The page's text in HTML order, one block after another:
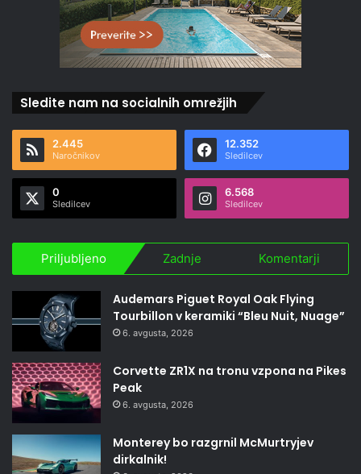
Sledite nam na socialnih omrežjih
2.445
Naročnikov
12.352
Sledilcev
0
Sledilcev
6.568
Sledilcev
Priljubljeno Zadnje Komentarji
Audemars Piguet Royal Oak Flying
Tourbillon v keramiki “Bleu Nuit, Nuage”
6. avgusta, 2026
Corvette ZR1X na tronu vzpona na Pikes
Peak
6. avgusta, 2026
Monterey bo razgrnil McMurtryjev
dirkalnik!